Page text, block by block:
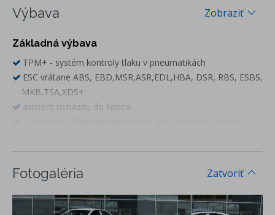
Zobraziť
Výbava
Základná výbava
TPM+ - systém kontroly tlaku v pneumatikách
ESC vrátane ABS, EBD,MSR,ASR,EDL,HBA, DSR, RBS, ESBS,
MKB,TSA,XDS+
asistent rozjazdu do kopca
airbagy, kolenný airbag vodiča a stredový airbag
vnútorné spätné zrkadlo s automatickým stmievaním
ele. sklopné, nastaviteľné a vyhrievané vonkajšie spätné
zrkadlá s automatickým stmievaním na strane vodiča
LANE ASSIST - asistent udržiavania jazdy v jazdnom pruhu
Zatvoriť
Fotogaléria